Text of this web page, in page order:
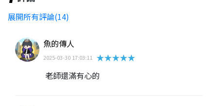
展開所有評論(14)
魚的傳人
2025-03-30 17:03:11 ★★★★★
老師還滿有心的